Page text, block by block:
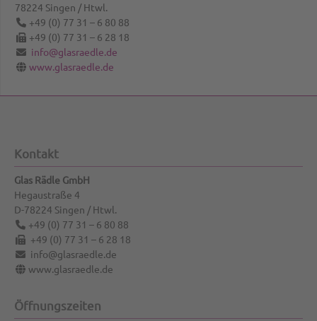
78224 Singen / Htwl.
+49 (0) 77 31 – 6 80 88
+49 (0) 77 31 – 6 28 18
info@glasraedle.de
www.glasraedle.de
Kontakt
Glas Rädle GmbH
Hegaustraße 4
D-78224 Singen / Htwl.
+49 (0) 77 31 – 6 80 88
+49 (0) 77 31 – 6 28 18
info@glasraedle.de
www.glasraedle.de
Öffnungszeiten